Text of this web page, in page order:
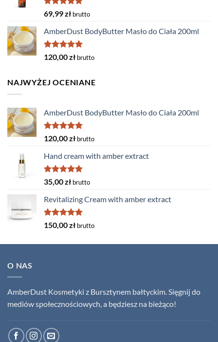
Rated5.00
out of 5
69,99zł brutto
AmberDust BodyButter Masło do Ciała 200ml
Rated5.00
out of 5
120,00zł brutto
NAJWYŻEJ OCENIANE
AmberDust BodyButter Masło do Ciała 200ml
Rated5.00
out of 5
120,00zł brutto
Hand cream with amber extract
Rated5.00
out of 5
35,00zł brutto
Revitalizing Cream with amber extract
Rated5.00
out of 5
150,00zł brutto
O NAS
AmberDust Kosmetyki z Bursztynem bałtyckim. Sięgnij do
mediów społecznościowych, a będziesz na bieżąco!